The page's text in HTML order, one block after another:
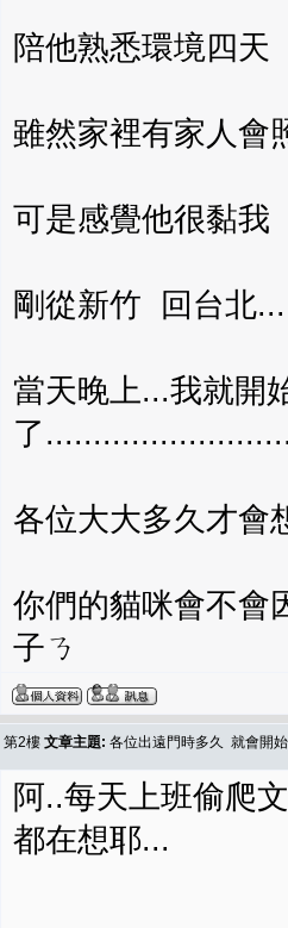
陪他熟悉環境四
雖然家裡有家人會
可是感覺他很黏我
剛從新竹 回台北...
當天晚上...我就開
了
各位大大多久才
你們的貓咪會不會
子ㄋ
第2樓 文章主題: 各位出遠門時多久 就會開
阿..每天上班偷爬
都在想耶...